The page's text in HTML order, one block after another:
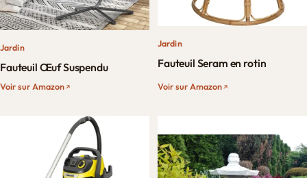
Jardin
Fauteuil Œuf Suspendu
Voir sur Amazon
Jardin
Fauteuil Seram en rotin
Voir sur Amazon